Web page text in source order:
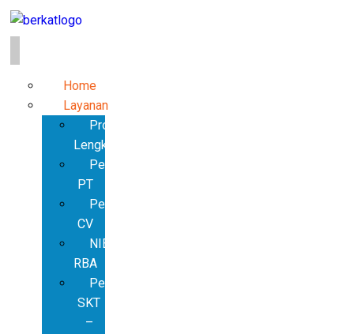
Home
Layanan
Produk
Lengkap
Pendirian
PT
Pendirian
CV
NIB
RBA
Pembuatan
SKT
–